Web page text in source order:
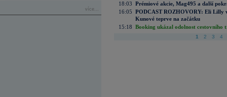
více...
18:03 Prémiové akcie, Mag495 a další
16:05 PODCAST ROZHOVORY: Eli Lilly
Kunové teprve na začátku
15:18 Booking ukázal odolnost cestovního
1 2 3 4